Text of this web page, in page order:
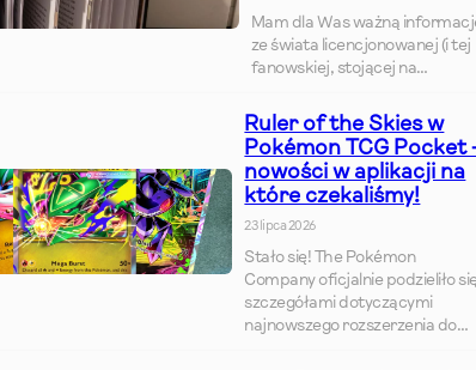
Mam dla Was ważną
ze świata licencjonowanej (i tej
fanowskiej, stojącej na…
Ruler of the Skies w
Pokémon TCG Pocket
nowości w aplikacji na
które czekaliśmy!
23 lipca 2026
Stało się! The Pokémon
Company oficjalnie podzieliło
szczegółami dotyczącymi
najnowszego rozszerzenia do…